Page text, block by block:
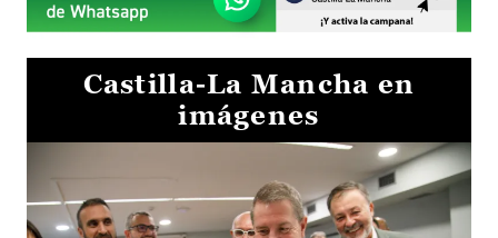
Castilla-La Mancha en
imágenes